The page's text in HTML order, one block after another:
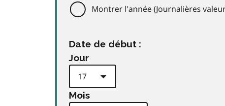
Montrer l'année (Journalières
Date de début :
Jour
Mois